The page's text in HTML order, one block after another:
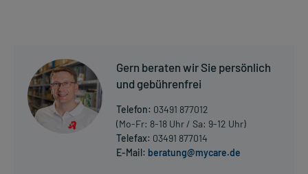
Gern beraten wir Sie persönlich
und gebührenfrei
Telefon: 03491 877012
(Mo-Fr: 8-18 Uhr / Sa: 9-12 Uhr)
Telefax: 03491 877014
E-Mail: beratung@mycare.de